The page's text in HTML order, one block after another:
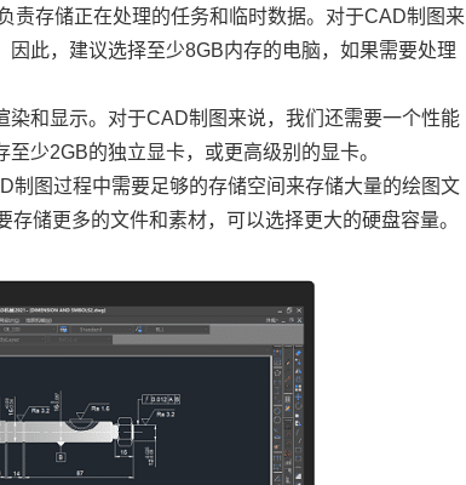
责存储正在处理的任务和临时数据。对于CAD制图来
此，建议选择至少8GB内存的电脑，如果需要处理
和显示。对于CAD制图来说，我们还需要一个性能
少2GB的独立显卡，或更高级别的显卡。
图过程中需要足够的存储空间来存储大量的绘图文
储更多的文件和素材，可以选择更大的硬盘容量。